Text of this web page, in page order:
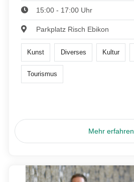
15:00 - 17:00 Uhr
Parkplatz Risch Ebikon
Kunst Diverses Kultur
Tourismus
Mehr erfahren